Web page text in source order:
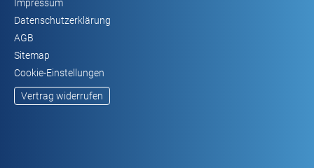
Impressum
Datenschutzerklärung
AGB
Sitemap
Cookie-Einstellungen
Vertrag widerrufen